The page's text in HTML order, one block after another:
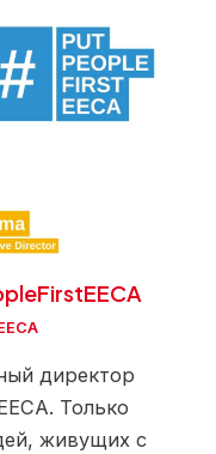
директор
Только
живущих с